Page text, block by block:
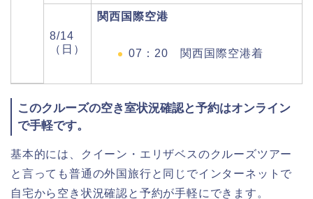
8/14
（日）
関西国際空港
07：20 関西国際空港着
このクルーズの空き室状況確認と予約はオンライン
で手軽です。
基本的には、クイーン・エリザベスのクルーズツアー
と言っても普通の外国旅行と同じでインターネットで
自宅から空き状況確認と予約が手軽にできます。